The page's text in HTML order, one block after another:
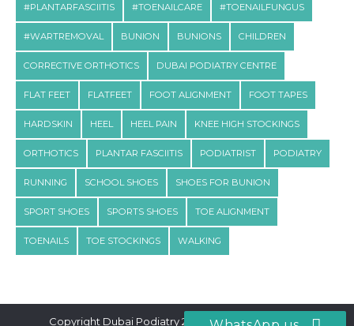
#PLANTARFASCIITIS #TOENAILCARE #TOENAILFUNGUS
#WARTREMOVAL BUNION BUNIONS CHILDREN
CORRECTIVE ORTHOTICS DUBAI PODIATRY CENTRE
FLAT FEET FLATFEET FOOT ALIGNMENT FOOT TAPES
HARDSKIN HEEL HEEL PAIN KNEE HIGH STOCKINGS
ORTHOTICS PLANTAR FASCIITIS PODIATRIST PODIATRY
RUNNING SCHOOL SHOES SHOES FOR BUNION
SPORT SHOES SPORTS SHOES TOE ALIGNMENT
TOENAILS TOE STOCKINGS WALKING
Copyright Dubai Podiatry 2026. All rights reserved.